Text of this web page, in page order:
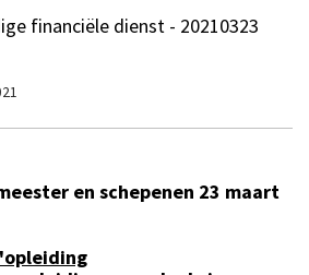
financiële dienst - 20210323
en schepenen 23 maart